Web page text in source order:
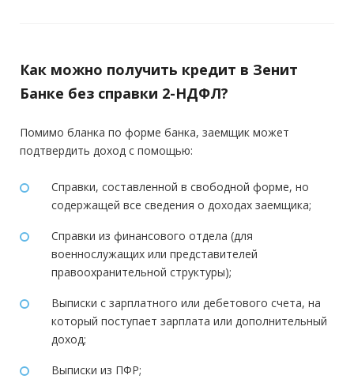
Как можно получить кредит в Зенит
Банке без справки 2-НДФЛ?
Помимо бланка по форме банка, заемщик может
подтвердить доход с помощью:
Справки, составленной в свободной форме, но
содержащей все сведения о доходах заемщика;
Справки из финансового отдела (для
военнослужащих или представителей
правоохранительной структуры);
Выписки с зарплатного или дебетового счета, на
который поступает зарплата или дополнительный
доход;
Выписки из ПФР;